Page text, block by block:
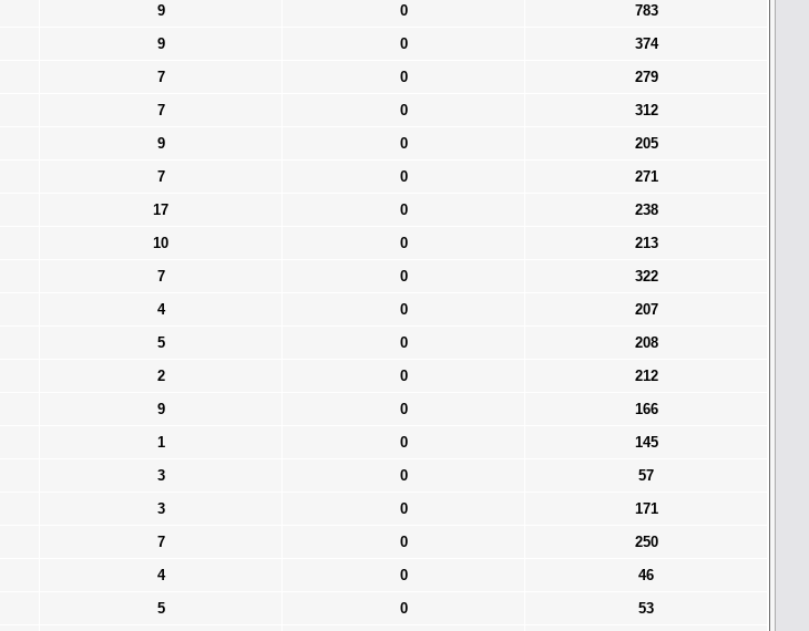
9 0
783
9 0
374
7 0
279
7 0
312
9 0
205
7 0
271
17 0
238
10 0
213
7 0
322
4 0
207
5 0
208
2 0
212
9 0
166
1 0
145
3 0
57
3 0
171
7 0
250
4 0
46
5 0
53